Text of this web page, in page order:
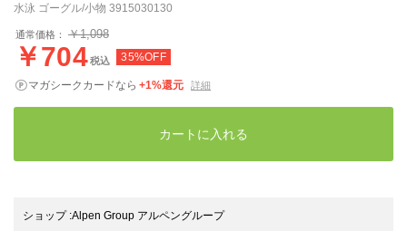
水泳 ゴーグル/小物 3915030130
通常価格： ￥1,098
￥704税込 35%OFF
マガシークカードなら +1%還元 詳細
カートに入れる
ショップ:Alpen Group アルペングループ